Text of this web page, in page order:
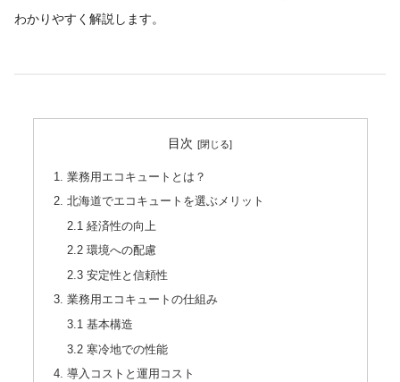
わかりやすく解説します。
目次
1. 業務用エコキュートとは？
2. 北海道でエコキュートを選ぶメリット
2.1 経済性の向上
2.2 環境への配慮
2.3 安定性と信頼性
3. 業務用エコキュートの仕組み
3.1 基本構造
3.2 寒冷地での性能
4. 導入コストと運用コスト